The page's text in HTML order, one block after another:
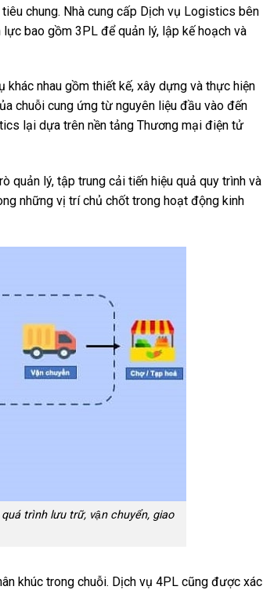
chung. Nhà cung cấp Dịch vụ Logistics bên
bao gồm 3PL để quản lý, lập kế hoạch và
nhau gồm thiết kế, xây dựng và thực hiện
chuỗi cung ứng từ nguyên liệu đầu vào đến
lại dựa trên nền tảng Thương mại điện tử
quản lý, tập trung cải tiến hiệu quả quy trình và
những vị trí chủ chốt trong hoạt động kinh
trình lưu trữ, vận chuyển, giao
khúc trong chuỗi. Dịch vụ 4PL cũng được xác